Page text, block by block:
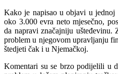
Kako je napisao u objavi u
oko 3.000 evra neto mjesečno,
da napravi značajniju
problem u njegovom upravljanju
štedjeti čak i u Njemačkoj.
Komentari su se brzo podijelili u